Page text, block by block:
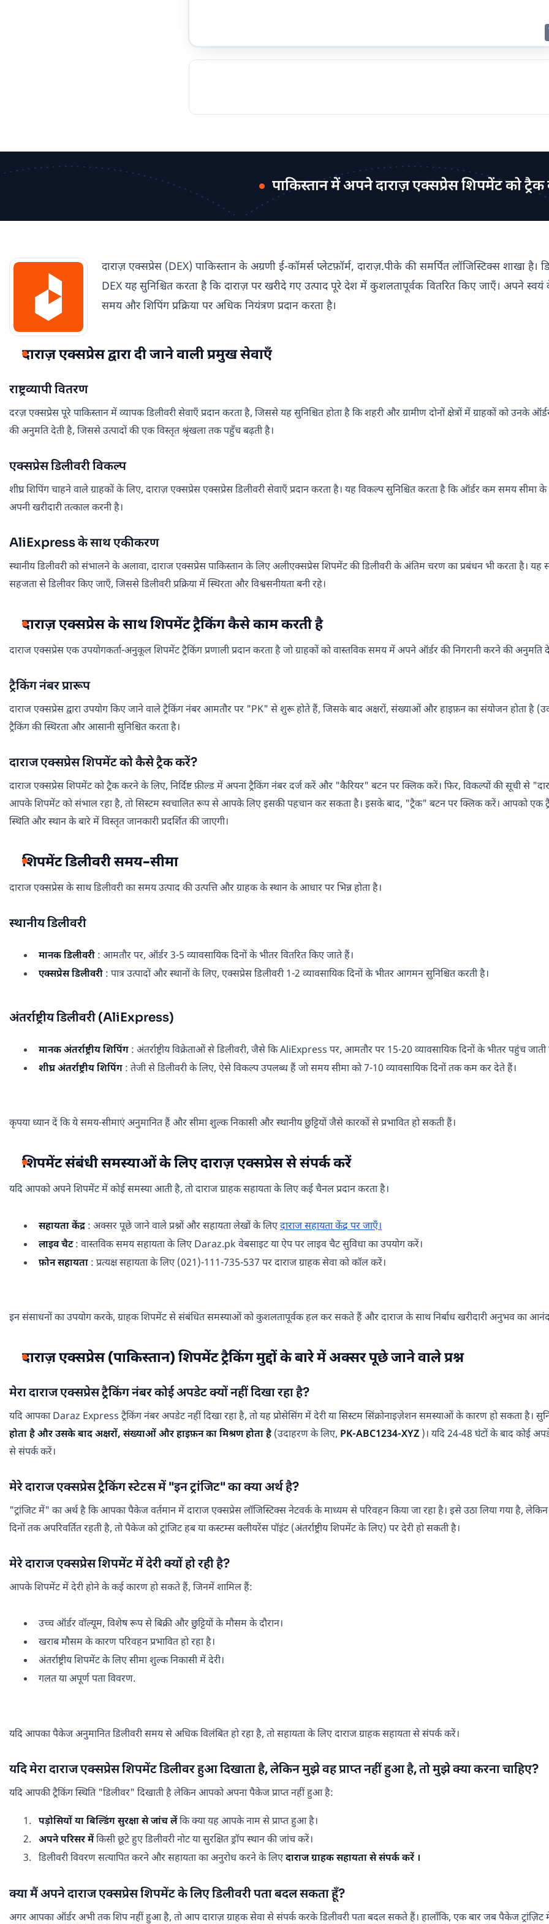
पाकिस्तान में अपने दाराज़ एक्सप्रेस शिपमेंट को
दाराज़ एक्सप्रेस (DEX) पाकिस्तान के अग्रणी ई-कॉमर्स प्लेटफ़ॉर्म, दाराज़.पीके की समर्पित लॉजिस्टिक्स शाखा है।
DEX यह सुनिश्चित करता है कि दाराज़ पर खरीदे गए उत्पाद पूरे देश में कुशलतापूर्वक वितरित किए जाएँ। अपने
समय और शिपिंग प्रक्रिया पर अधिक नियंत्रण प्रदान करता है।
दाराज़ एक्सप्रेस द्वारा दी जाने वाली प्रमुख सेवाएँ
राष्ट्रव्यापी वितरण
दरज़ एक्सप्रेस पूरे पाकिस्तान में व्यापक डिलीवरी सेवाएँ प्रदान करता है, जिससे यह सुनिश्चित होता है कि शहरी और ग्रामीण दोनों क्षेत्रों में ग्राहकों को
की अनुमति देती है, जिससे उत्पादों की एक विस्तृत श्रृंखला तक पहुँच बढ़ती है।
एक्सप्रेस डिलीवरी विकल्प
शीघ्र शिपिंग चाहने वाले ग्राहकों के लिए, दाराज़ एक्सप्रेस एक्सप्रेस डिलीवरी सेवाएँ प्रदान करता है। यह विकल्प सुनिश्चित करता है कि ऑर्डर कम समय
अपनी खरीदारी तत्काल करनी है।
AliExpress के साथ एकीकरण
स्थानीय डिलीवरी को संभालने के अलावा, दाराज एक्सप्रेस पाकिस्तान के लिए अलीएक्सप्रेस शिपमेंट की डिलीवरी के अंतिम चरण का प्रबंधन भी करता है। यह
सहजता से डिलीवर किए जाएँ, जिससे डिलीवरी प्रक्रिया में स्थिरता और विश्वसनीयता बनी रहे।
दाराज़ एक्सप्रेस के साथ शिपमेंट ट्रैकिंग कैसे काम करती है
दाराज एक्सप्रेस एक उपयोगकर्ता-अनुकूल शिपमेंट ट्रैकिंग प्रणाली प्रदान करता है जो ग्राहकों को वास्तविक समय में अपने ऑर्डर की निगरानी करने की अनुमति
ट्रैकिंग नंबर प्रारूप
दाराज एक्सप्रेस द्वारा उपयोग किए जाने वाले ट्रैकिंग नंबर आमतौर पर "PK" से शुरू होते हैं, जिसके बाद अक्षरों, संख्याओं और हाइफ़न का संयोजन होता है
ट्रैकिंग की स्थिरता और आसानी सुनिश्चित करता है।
दाराज एक्सप्रेस शिपमेंट को कैसे ट्रैक करें?
दाराज एक्सप्रेस शिपमेंट को ट्रैक करने के लिए, निर्दिष्ट फ़ील्ड में अपना ट्रैकिंग नंबर दर्ज करें और "कैरियर" बटन पर क्लिक करें। फिर, विकल्पों की सूची से
आपके शिपमेंट को संभाल रहा है, तो सिस्टम स्वचालित रूप से आपके लिए इसकी पहचान कर सकता है। इसके बाद, "ट्रैक" बटन पर क्लिक करें। आपको एक
स्थिति और स्थान के बारे में विस्तृत जानकारी प्रदर्शित की जाएगी।
शिपमेंट डिलीवरी समय-सीमा
दाराज एक्सप्रेस के साथ डिलीवरी का समय उत्पाद की उत्पत्ति और ग्राहक के स्थान के आधार पर भिन्न होता है।
स्थानीय डिलीवरी
मानक डिलीवरी : आमतौर पर, ऑर्डर 3-5 व्यावसायिक दिनों के भीतर वितरित किए जाते हैं।
एक्सप्रेस डिलीवरी : पात्र उत्पादों और स्थानों के लिए, एक्सप्रेस डिलीवरी 1-2 व्यावसायिक दिनों के भीतर आगमन सुनिश्चित करती है।
अंतर्राष्ट्रीय डिलीवरी (AliExpress)
मानक अंतर्राष्ट्रीय शिपिंग : अंतर्राष्ट्रीय विक्रेताओं से डिलीवरी, जैसे कि AliExpress पर, आमतौर पर 15-20 व्यावसायिक दिनों के भीतर पहुंच जाती
शीघ्र अंतर्राष्ट्रीय शिपिंग : तेजी से डिलीवरी के लिए, ऐसे विकल्प उपलब्ध हैं जो समय सीमा को 7-10 व्यावसायिक दिनों तक कम कर देते हैं।
कृपया ध्यान दें कि ये समय-सीमाएं अनुमानित हैं और सीमा शुल्क निकासी और स्थानीय छुट्टियों जैसे कारकों से प्रभावित हो सकती हैं।
शिपमेंट संबंधी समस्याओं के लिए दाराज़ एक्सप्रेस से संपर्क करें
यदि आपको अपने शिपमेंट में कोई समस्या आती है, तो दाराज ग्राहक सहायता के लिए कई चैनल प्रदान करता है।
सहायता केंद्र : अक्सर पूछे जाने वाले प्रश्नों और सहायता लेखों के लिएदाराज सहायता केंद्र पर जाएँ।
लाइव चैट: वास्तविक समय सहायता के लिए Daraz.pk वेबसाइट या ऐप पर लाइव चैट सुविधा का उपयोग करें।
फ़ोन सहायता : प्रत्यक्ष सहायता के लिए (021)-111-735-537 पर दाराज ग्राहक सेवा को कॉल करें।
इन संसाधनों का उपयोग करके, ग्राहक शिपमेंट से संबंधित समस्याओं को कुशलतापूर्वक हल कर सकते हैं और दाराज के साथ निर्बाध खरीदारी अनुभव का
दाराज़ एक्सप्रेस (पाकिस्तान) शिपमेंट ट्रैकिंग मुद्दों के बारे में अक्सर पूछे जाने वाले प्रश्न
मेरा दाराज एक्सप्रेस ट्रैकिंग नंबर कोई अपडेट क्यों नहीं दिखा रहा है?
यदि आपका Daraz Express ट्रैकिंग नंबर अपडेट नहीं दिखा रहा है, तो यह प्रोसेसिंग में देरी या सिस्टम सिंक्रोनाइज़ेशन समस्याओं के कारण हो सकता है।
होता है और उसके बाद अक्षरों, संख्याओं और हाइफ़न का मिश्रण होता है (उदाहरण के लिए, PK-ABC1234-XYZ )। यदि 24-48 घंटों के बाद कोई
से संपर्क करें।
मेरे दाराज एक्सप्रेस ट्रैकिंग स्टेटस में "इन ट्रांजिट" का क्या अर्थ है?
"ट्रांजिट में" का अर्थ है कि आपका पैकेज वर्तमान में दाराज एक्सप्रेस लॉजिस्टिक्स नेटवर्क के माध्यम से परिवहन किया जा रहा है। इसे उठा लिया गया है,
दिनों तक अपरिवर्तित रहती है, तो पैकेज को ट्रांजिट हब या कस्टम्स क्लीयरेंस पॉइंट (अंतर्राष्ट्रीय शिपमेंट के लिए) पर देरी हो सकती है।
मेरे दाराज एक्सप्रेस शिपमेंट में देरी क्यों हो रही है?
आपके शिपमेंट में देरी होने के कई कारण हो सकते हैं, जिनमें शामिल हैं:
उच्च ऑर्डर वॉल्यूम, विशेष रूप से बिक्री और छुट्टियों के मौसम के दौरान।
खराब मौसम के कारण परिवहन प्रभावित हो रहा है।
अंतर्राष्ट्रीय शिपमेंट के लिए सीमा शुल्क निकासी में देरी।
गलत या अपूर्ण पता विवरण.
यदि आपका पैकेज अनुमानित डिलीवरी समय से अधिक विलंबित हो रहा है, तो सहायता के लिए दाराज ग्राहक सहायता से संपर्क करें।
यदि मेरा दाराज एक्सप्रेस शिपमेंट डिलीवर हुआ दिखाता है, लेकिन मुझे वह प्राप्त नहीं हुआ है, तो मुझे क्या करना चाहिए?
यदि आपकी ट्रैकिंग स्थिति "डिलीवर" दिखाती है लेकिन आपको अपना पैकेज प्राप्त नहीं हुआ है:
पड़ोसियों या बिल्डिंग सुरक्षा से जांच लेंकि क्या यह आपके नाम से प्राप्त हुआ है।
अपने परिसर मेंकिसी छूटे हुए डिलीवरी नोट या सुरक्षित ड्रॉप स्थान की जांच करें।
डिलीवरी विवरण सत्यापित करने और सहायता का अनुरोध करने के लिएदाराज ग्राहक सहायता से संपर्क करें ।
क्या मैं अपने दाराज एक्सप्रेस शिपमेंट के लिए डिलीवरी पता बदल सकता हूँ?
अगर आपका ऑर्डर अभी तक शिप नहीं हुआ है, तो आप दाराज़ ग्राहक सेवा से संपर्क करके डिलीवरी पता बदल सकते हैं। हालाँकि, एक बार जब पैकेज ट्रांज़िट